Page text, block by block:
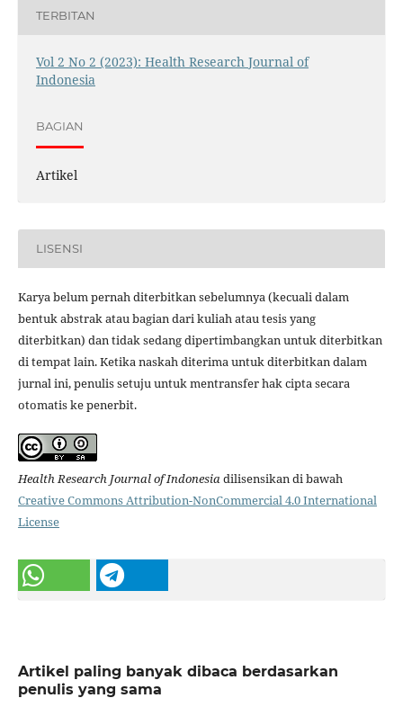
TERBITAN
Vol 2 No 2 (2023): Health Research Journal of
Indonesia
BAGIAN
Artikel
LISENSI
Karya belum pernah diterbitkan sebelumnya (kecuali dalam
bentuk abstrak atau bagian dari kuliah atau tesis yang
diterbitkan) dan tidak sedang dipertimbangkan untuk diterbitkan
di tempat lain. Ketika naskah diterima untuk diterbitkan dalam
jurnal ini, penulis setuju untuk mentransfer hak cipta secara
otomatis ke penerbit.
Health Research Journal of Indonesiadilisensikan di bawah
Creative Commons Attribution-NonCommercial 4.0 International
License
Artikel paling banyak dibaca berdasarkan
penulis yang sama